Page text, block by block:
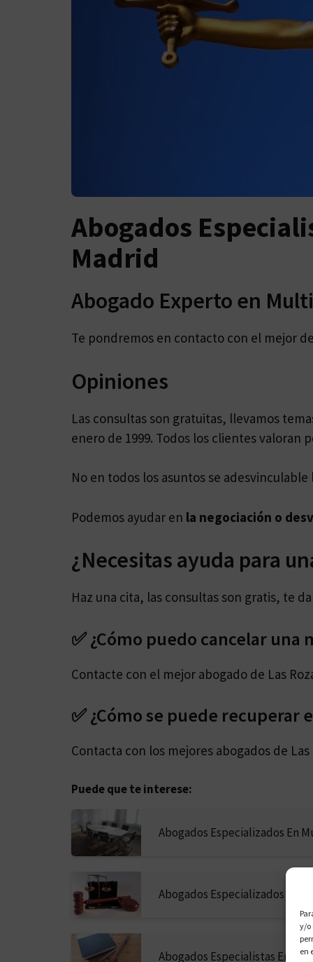
y/o
en
Abogados
Madrid
Abogado Experto en
Te pondremos en contacto con el mejor
Opiniones
Las consultas son gratuitas, llevamos
enero de 1999. Todos los clientes valoran
No en todos los asuntos se
Podemos ayudar en la negociación o
¿Necesitas ayuda para
Haz una cita, las consultas son gratis, te
✅ ¿Cómo puedo cancelar una
Contacte con el mejor abogado de Las
✅ ¿Cómo se puede recuperar
Contacta con los mejores abogados de
Puede que te interese:
Abogados Especializados En
Abogados Especializados En
Abogados Especialistas En